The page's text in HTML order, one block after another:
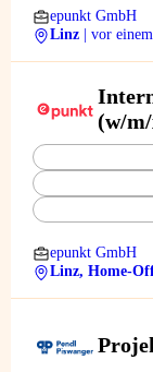
epunkt GmbH
Linz
| vor
(w/
epunkt GmbH
Linz, Home-